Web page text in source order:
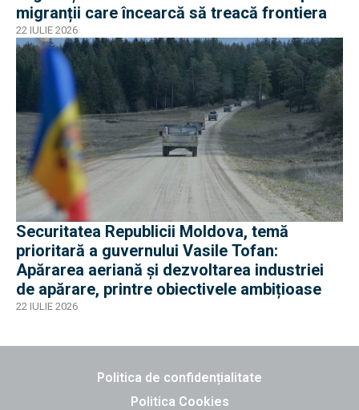
migranții care încearcă să treacă frontiera
22 IULIE 2026
Securitatea Republicii Moldova, temă
prioritară a guvernului Vasile Tofan:
Apărarea aeriană și dezvoltarea industriei
de apărare, printre obiectivele ambițioase
22 IULIE 2026
Politica de confidențialitate
Politica Cookies